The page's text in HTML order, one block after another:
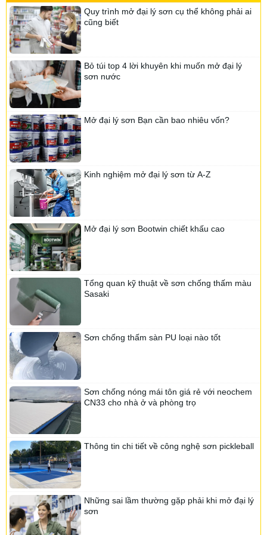
Sơn Inda
Sơn Koryo
Sơn Suposhield
Sơn Roofing
Sơn Ase
Sơn Lotte
Sơn Daika
Sơn Bewin
Sơn Linviss
Sơn Fujisu
Sơn DHK
Sơn Tacata
Sơn Nanogold
Sơn Fujisu
Sơn Linviss
Sơn Kojada
Sơn ialech
Sơn Onpex
Sơn Navy
Sơn Chemtec
Sơn Vippotex
Sơn Senpec
Sơn Lotte
Sơn Neider
Sơn Okiwa
Sơn Vinashield
Sơn Nanofa
Sơn Nippon
Sơn Kova
Sơn Zaki
Sơn Tacata
Sơn Zelonano
Quy trình mở đại lý sơn cụ thể không phải ai
cũng biết
Bỏ túi top 4 lời khuyên khi muốn mở đại lý
sơn nước
Mở đại lý sơn Bạn cần bao nhiêu vốn?
Kinh nghiệm mở đại lý sơn từ A-Z
Mở đại lý sơn Bootwin chiết khấu cao
Tổng quan kỹ thuật về sơn chống thấm màu
Sasaki
Sơn chống thấm sàn PU loại nào tốt
Sơn chống nóng mái tôn giá rẻ với neochem
CN33 cho nhà ở và phòng trọ
Thông tin chi tiết về công nghệ sơn pickleball
Những sai lầm thường gặp phải khi mở đại lý
sơn